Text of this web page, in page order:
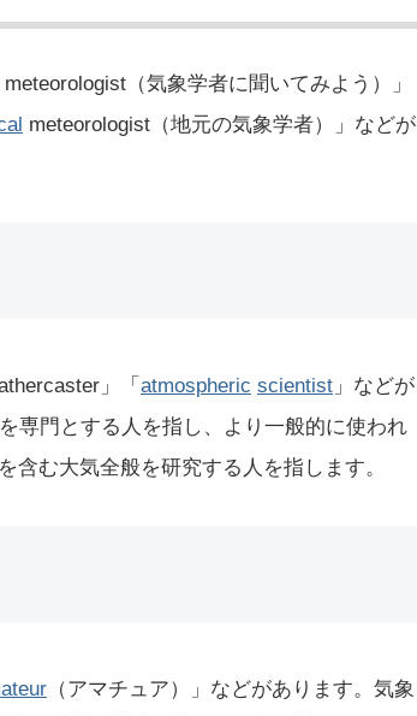
meteorologist（気象学者に聞いてみよう）」
meteorologist（地元の気象学者）」などが
」「 atmospheric scientist 」などが
専門とする人を指し、より一般的に使われ
む大気全般を研究する人を指します。
（アマチュア）」などがあります。気象